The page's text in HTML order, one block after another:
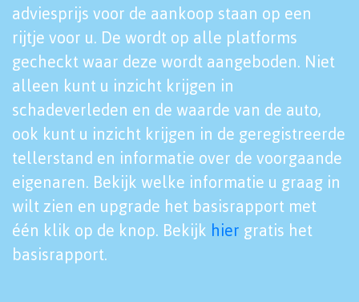
adviesprijs voor de aankoop staan op een
rijtje voor u. De wordt op alle platforms
gecheckt waar deze wordt aangeboden. Niet
alleen kunt u inzicht krijgen in
schadeverleden en de waarde van de auto,
ook kunt u inzicht krijgen in de geregistreerde
tellerstand en informatie over de voorgaande
eigenaren. Bekijk welke informatie u graag in
wilt zien en upgrade het basisrapport met
één klik op de knop. Bekijk hier gratis het
basisrapport.